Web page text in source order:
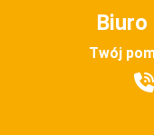
Biuro
Twój